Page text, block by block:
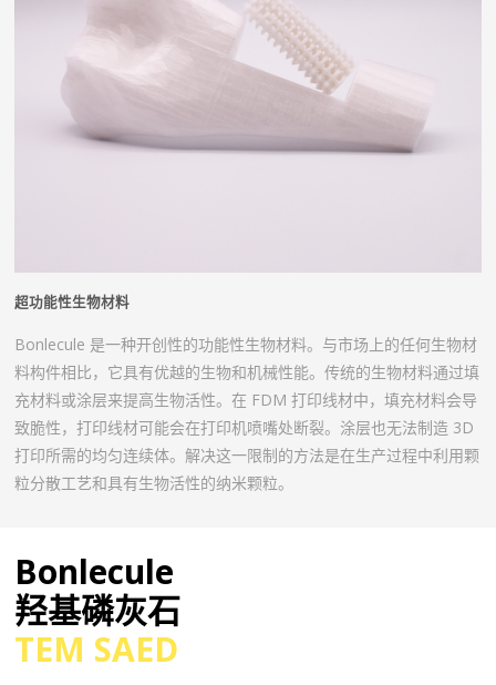
超功能性生物材料
Bonlecule 是一种开创性的功能性生物材料。与市场上的任何生物材
料构件相比，它具有优越的生物和机械性能。传统的生物材料通过填
充材料或涂层来提高生物活性。在 FDM 打印线材中，填充材料会导
致脆性，打印线材可能会在打印机喷嘴处断裂。涂层也无法制造 3D
打印所需的均匀连续体。解决这一限制的方法是在生产过程中利用颗
粒分散工艺和具有生物活性的纳米颗粒。
Bonlecule
羟基磷灰石
TEM SAED